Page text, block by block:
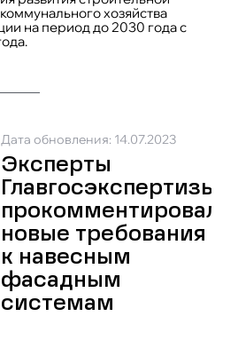
хозяйства
на период до 2030 года с
Дата обновления: 14.07.2023
Эксперты
Главгосэкспертизы
прокомментировали
новые требования
к навесным
фасадным
системам